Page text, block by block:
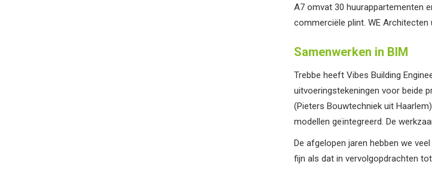
A7 omvat 30 huurappartementen
commerciële plint. WE
Samenwerken in BIM
Trebbe heeft Vibes Building
uitvoeringstekeningen voor beide
(Pieters Bouwtechniek uit
modellen geïntegreerd. De
De afgelopen jaren hebben we
fijn als dat in vervolgopdrachten